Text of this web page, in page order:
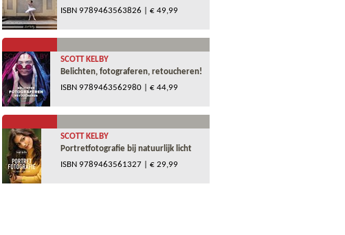
ISBN 9789463563826 | € 49,99
SCOTT KELBY
Belichten, fotograferen, retoucheren!
ISBN 9789463562980 | € 44,99
SCOTT KELBY
Portretfotografie bij natuurlijk licht
ISBN 9789463561327 | € 29,99